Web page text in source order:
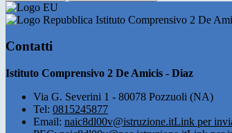
Istituto Comprensivo 2 De
Contatti
Istituto Comprensivo 2 De Amicis - Diaz
Via G. Severini 1 - 80078 Pozzuoli (NA)
Tel: 0815245877
Email: naic8dl00v@istruzione.itLink per